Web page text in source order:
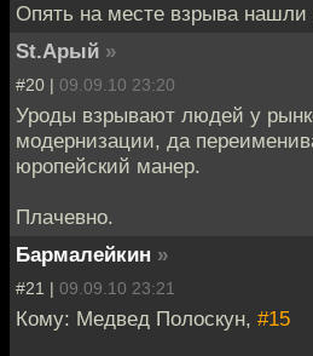
Опять на месте взрыва нашли
St.Арый »
#20 | 09.09.10 23:20
Уроды взрывают людей у
модернизации, да
юропейский манер.
Плачевно.
Бармалейкин »
#21 | 09.09.10 23:21
Кому: Медвед Полоскун, #15